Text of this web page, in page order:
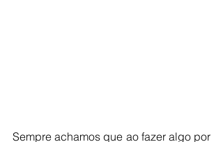
Sempre achamos que ao fazer algo por